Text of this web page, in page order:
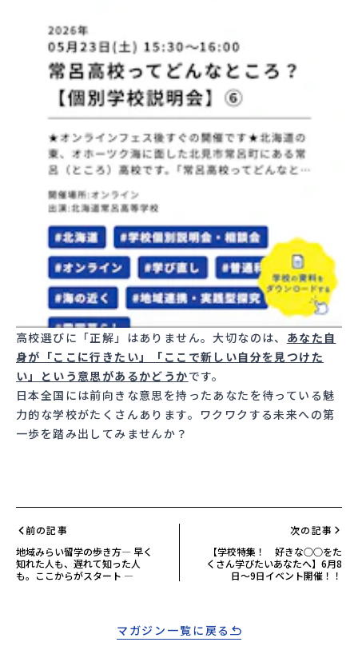
高校選びに「正解」はありません。大切なのは、 あなた自
身が「ここに行きたい」「ここで新しい自分を見つけた
い」という意思があるかどうかです。
日本全国には前向きな意思を持ったあなたを待っている魅
力的な学校がたくさんあります。ワクワクする未来への第
一歩を踏み出してみませんか？
前の記事
地域みらい留学の歩き方― 早く
知れた人も、遅れて知った人
も。ここからがスタート ―
次の記事
【学校特集！ 好きな○○をた
くさん学びたいあなたへ】6月8
日～9日イベント開催！！
マガジン一覧に戻る